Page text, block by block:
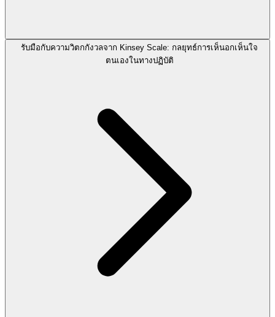
รับมือกับความวิตกกังวลจาก Kinsey Scale: กลยุทธ์การเห็นอกเห็นใจ
ตนเองในทางปฏิบัติ